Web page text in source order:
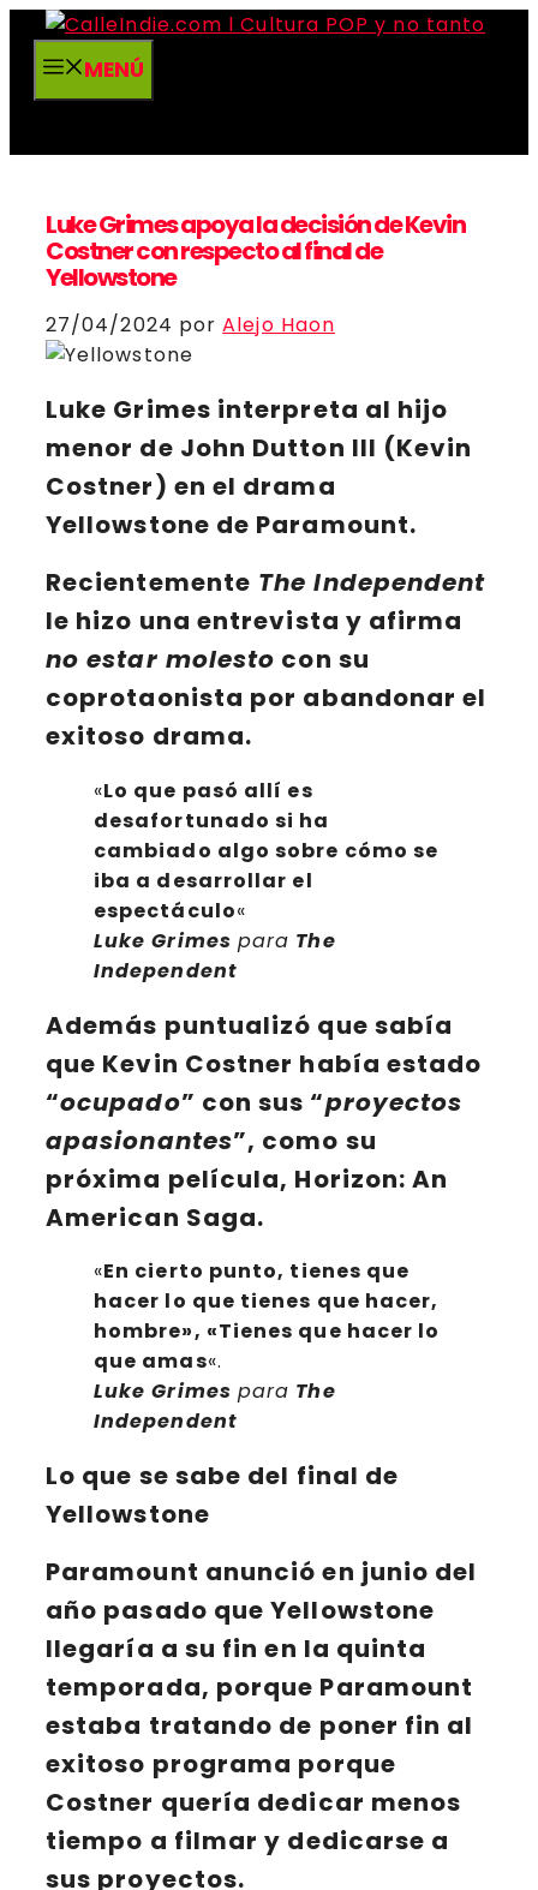
Saltar
contenidoMENÚ
Luke Grimes apoya la decisión de Kevin
Costner con respecto al final de
Yellowstone
27/04/2024 porAlejo Haon
Luke Grimes interpreta al hijo
menor de John Dutton III (Kevin
Costner) en el drama
Yellowstone de Paramount.
Recientemente The Independent
le hizo una entrevista y afirma
no estar molesto con su
coprotaonista por abandonar el
exitoso drama.
«Lo que pasó allí es
desafortunado si ha
cambiado algo sobre cómo se
iba a desarrollar el
espectáculo«
Luke Grimes para The
Independent
Además puntualizó que sabía
que Kevin Costner había estado
“ocupado” con sus “proyectos
apasionantes”, como su
próxima película, Horizon: An
American Saga.
«En cierto punto, tienes que
hacer lo que tienes que hacer,
hombre», «Tienes que hacer lo
que amas«.
Luke Grimes para The
Independent
Lo que se sabe del final de
Yellowstone
Paramount anunció en junio del
año pasado queYellowstone
llegaría a su fin en la quinta
temporada, porque Paramount
estaba tratando de poner fin al
exitoso programa porque
Costner quería dedicar menos
tiempo a filmar y dedicarse a
sus proyectos.